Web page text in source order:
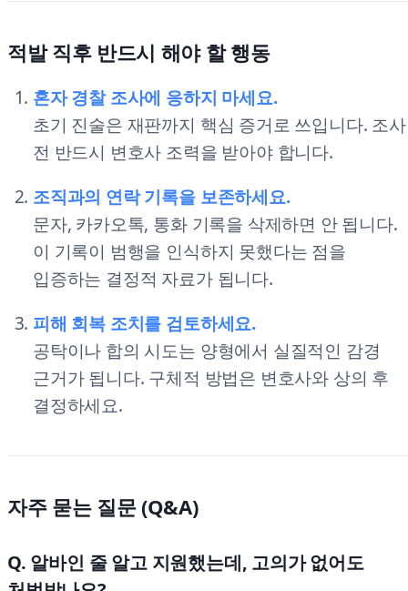
적발 직후 반드시 해야 할 행동
혼자 경찰 조사에 응하지 마세요.
초기 진술은 재판까지 핵심 증거로 쓰입니다. 조사
전 반드시 변호사 조력을 받아야 합니다.
조직과의 연락 기록을 보존하세요.
문자, 카카오톡, 통화 기록을 삭제하면 안 됩니다.
이 기록이 범행을 인식하지 못했다는 점을
입증하는 결정적 자료가 됩니다.
피해 회복 조치를 검토하세요.
공탁이나 합의 시도는 양형에서 실질적인 감경
근거가 됩니다. 구체적 방법은 변호사와 상의 후
결정하세요.
자주 묻는 질문 (Q&A)
Q. 알바인 줄 알고 지원했는데, 고의가 없어도